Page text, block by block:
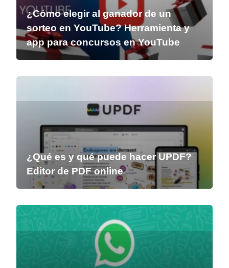
¿Cómo elegir al ganador de un
sorteo en YouTube? Herramienta y
app para concursos en YouTube
¿Qué es y qué puede hacer UPDF?
Editor de PDF online